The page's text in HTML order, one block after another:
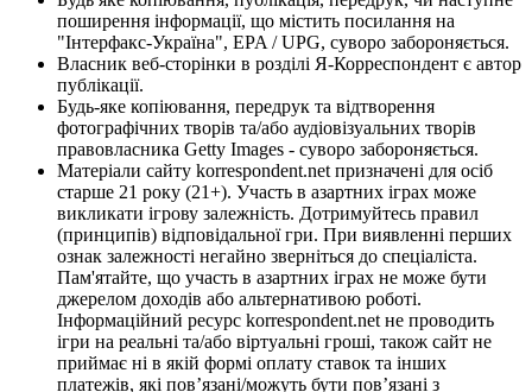
поширення інформації, що містить посилання на
"Інтерфакс-Україна", EPA / UPG, суворо забороняється.
Власник веб-сторінки в розділі Я-Корреспондент є автор
публікації.
Будь-яке копіювання, передрук та відтворення
фотографічних творів та/або аудіовізуальних творів
правовласника Getty Images - суворо забороняється.
Матеріали сайту korrespondent.net призначені для осіб
старше 21 року (21+). Участь в азартних іграх може
викликати ігрову залежність. Дотримуйтесь правил
(принципів) відповідальної гри. При виявленні перших
ознак залежності негайно зверніться до спеціаліста.
Пам'ятайте, що участь в азартних іграх не може бути
джерелом доходів або альтернативою роботі.
Інформаційний ресурс korrespondent.net не проводить
ігри на реальні та/або віртуальні гроші, також сайт не
приймає ні в якій формі оплату ставок та інших
платежів, які пов’язані/можуть бути пов’язані з